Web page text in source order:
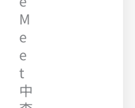
M
e
e
t
中